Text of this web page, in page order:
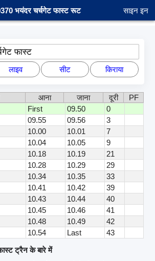
भयंदर चर्चगेट फास्ट रूट साइन इन
फास्ट
लाइव सीट किराया
आना जाना दूरी
PF
First 09.50
0
09.55 09.56
3
10.00 10.01
7
10.04 10.05
9
10.18 10.19
21
10.28 10.29
29
10.34 10.35
33
10.41 10.42
39
10.43 10.44
40
10.45 10.46
41
10.48 10.49
42
10.54 Last
43
ट्रैन के बारे में